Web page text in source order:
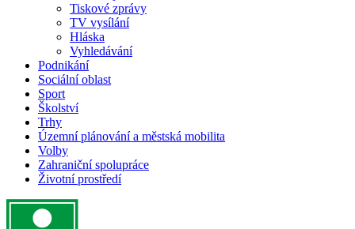
Tiskové zprávy
TV vysílání
Hláska
Vyhledávání
Podnikání
Sociální oblast
Sport
Školství
Trhy
Územní plánování a městská mobilita
Volby
Zahraniční spolupráce
Životní prostředí